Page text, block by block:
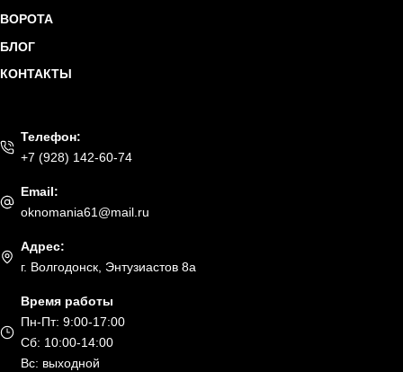
ВОРОТА
БЛОГ
КОНТАКТЫ
Телефон:
+7 (928) 142-60-74
Email:
oknomania61@mail.ru
Адрес:
г. Волгодонск, Энтузиастов 8а
Время работы
Пн-Пт: 9:00-17:00
Сб: 10:00-14:00
Вс: выходной